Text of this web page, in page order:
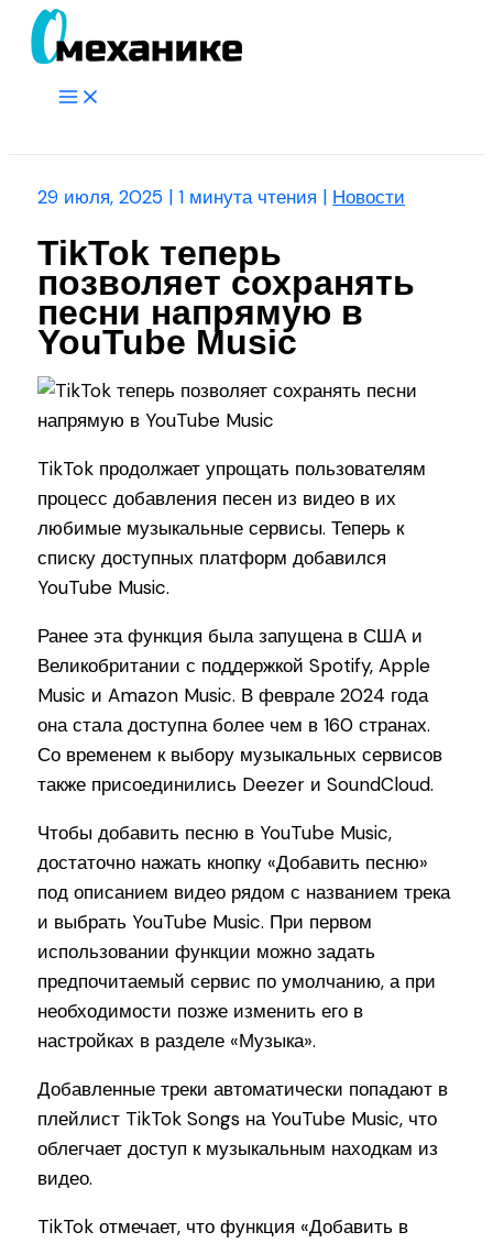
Перейти
Main
29 июля, 2025 |1 минута чтения | Новости
TikTok теперь
позволяет сохранять
песни напрямую в
YouTube Music
TikTok продолжает упрощать пользователям
процесс добавления песен из видео в их
любимые музыкальные сервисы. Теперь к
списку доступных платформ добавился
YouTube Music.
Ранее эта функция была запущена в США и
Великобритании с поддержкой Spotify, Apple
Music и Amazon Music. В феврале 2024 года
она стала доступна более чем в 160 странах.
Со временем к выбору музыкальных сервисов
также присоединились Deezer и SoundCloud.
Чтобы добавить песню в YouTube Music,
достаточно нажать кнопку «Добавить песню»
под описанием видео рядом с названием трека
и выбрать YouTube Music. При первом
использовании функции можно задать
предпочитаемый сервис по умолчанию, а при
необходимости позже изменить его в
настройках в разделе «Музыка».
Добавленные треки автоматически попадают в
плейлист TikTok Songs на YouTube Music, что
облегчает доступ к музыкальным находкам из
видео.
TikTok отмечает, что функция «Добавить в